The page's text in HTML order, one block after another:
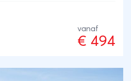
Het type Fjällterassen
voorzien van een sfeervolle
nodig is voor een leuke
iedere zaterdag vanaf
vanaf
€ 494